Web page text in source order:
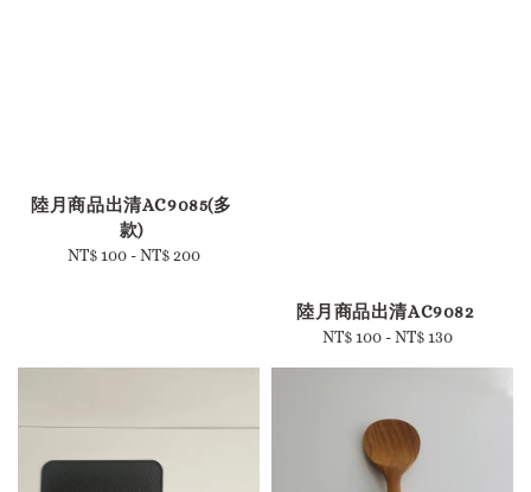
陸月商品出清AC9085(多
款)
Regular
NT$ 100 -NT$ 200
陸月商品出清AC9082
Regular
NT$ 100 -NT$ 130